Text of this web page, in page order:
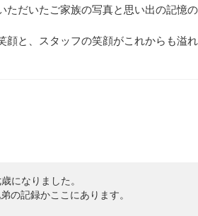
だいたご家族の写真と思い出の記憶の
と、スタッフの笑顔がこれからも溢
になりました。
の記録かここにあります。